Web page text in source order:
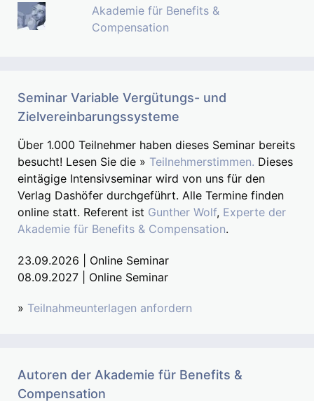
Akademie für Benefits &
Compensation
Seminar Variable Vergütungs- und
Zielvereinbarungssysteme
Über 1.000 Teilnehmer haben dieses Seminar bereits
besucht! Lesen Sie die » Teilnehmerstimmen. Dieses
eintägige Intensivseminar wird von uns für den
Verlag Dashöfer durchgeführt. Alle Termine finden
online statt. Referent ist Gunther Wolf, Experte der
Akademie für Benefits & Compensation.
23.09.2026 | Online Seminar
08.09.2027 | Online Seminar
» Teilnahmeunterlagen anfordern
Autoren der Akademie für Benefits &
Compensation